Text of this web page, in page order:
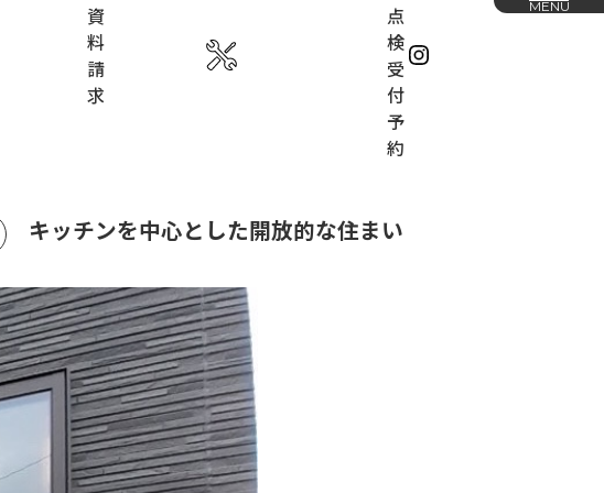
アイフルホームの家づくり
家づくりの流れ
FAVO
Lodina
KIDS DESIGN
会社概要
採用情報
資
料
請
求
点
検
受
付
予
約
MENU
キッチンを中心とした開放的な住まい